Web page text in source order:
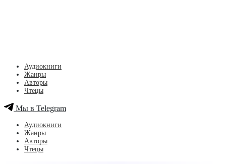
Аудиокниги
Жанры
Авторы
Чтецы
Мы в Telegram
Аудиокниги
Жанры
Авторы
Чтецы